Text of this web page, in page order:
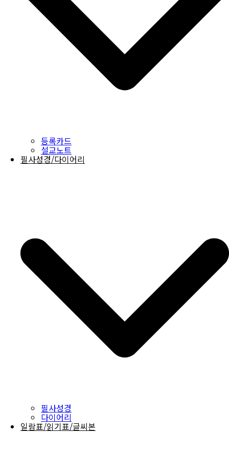
등록카드
설교노트
필사성경/다이어리
필사성경
다이어리
일람표/읽기표/글씨본